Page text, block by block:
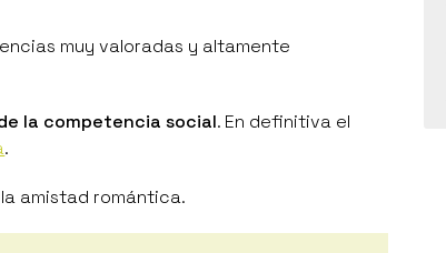
muy valoradas y altamente
la competencia social. En definitiva el
.
amistad romántica.